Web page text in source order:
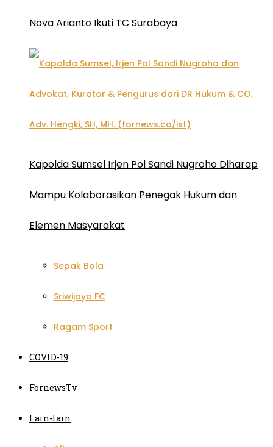
Nova Arianto Ikuti TC Surabaya
Kapolda Sumsel Irjen Pol Sandi Nugroho Diharap
Mampu Kolaborasikan Penegak Hukum dan
Elemen Masyarakat
Sepak Bola
Sriwijaya FC
Ragam Sport
COVID-19
FornewsTv
Lain-lain